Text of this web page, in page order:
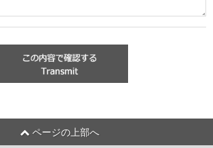
ページの上部へ